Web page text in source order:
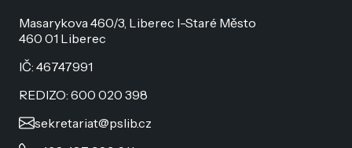
Masarykova 460/3, Liberec I-Staré Město
460 01 Liberec
IČ: 46747991
REDIZO: 600 020 398
sekretariat@pslib.cz